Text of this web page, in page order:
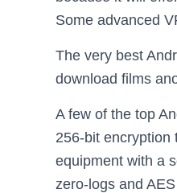
Some advanced
The very best
download films
A few of the top
256-bit encryption
equipment with a
zero-logs and